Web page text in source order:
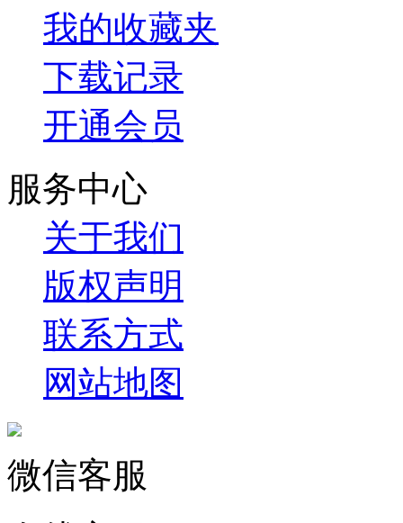
我的收藏夹
下载记录
开通会员
服务中心
关于我们
版权声明
联系方式
网站地图
微信客服